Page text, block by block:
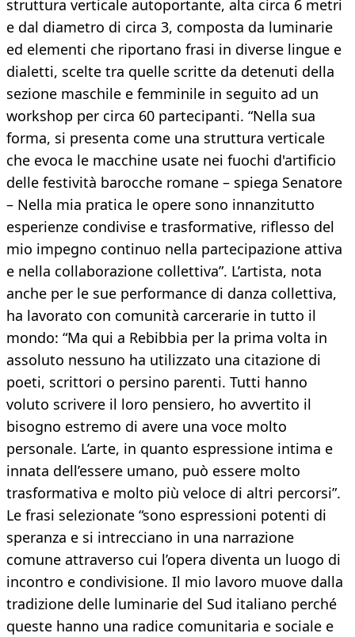
struttura verticale autoportante, alta circa 6 metri
e dal diametro di circa 3, composta da luminarie
ed elementi che riportano frasi in diverse lingue e
dialetti, scelte tra quelle scritte da detenuti della
sezione maschile e femminile in seguito ad un
workshop per circa 60 partecipanti. “Nella sua
forma, si presenta come una struttura verticale
che evoca le macchine usate nei fuochi d'artificio
delle festività barocche romane – spiega Senatore
– Nella mia pratica le opere sono innanzitutto
esperienze condivise e trasformative, riflesso del
mio impegno continuo nella partecipazione attiva
e nella collaborazione collettiva”. L’artista, nota
anche per le sue performance di danza collettiva,
ha lavorato con comunità carcerarie in tutto il
mondo: “Ma qui a Rebibbia per la prima volta in
assoluto nessuno ha utilizzato una citazione di
poeti, scrittori o persino parenti. Tutti hanno
voluto scrivere il loro pensiero, ho avvertito il
bisogno estremo di avere una voce molto
personale. L’arte, in quanto espressione intima e
innata dell’essere umano, può essere molto
trasformativa e molto più veloce di altri percorsi”.
Le frasi selezionate “sono espressioni potenti di
speranza e si intrecciano in una narrazione
comune attraverso cui l’opera diventa un luogo di
incontro e condivisione. Il mio lavoro muove dalla
tradizione delle luminarie del Sud italiano perché
queste hanno una radice comunitaria e sociale e